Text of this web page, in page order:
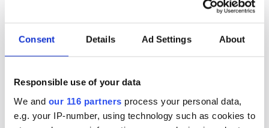
Consent Details Ad Settings About
Responsible use of your data
We and our 116 partners process your personal data,
e.g. your IP-number, using technology such as cookies to
Bakom M-avhoppet i Karlstad
Moderaten Christian Holm lämnar sina politiska